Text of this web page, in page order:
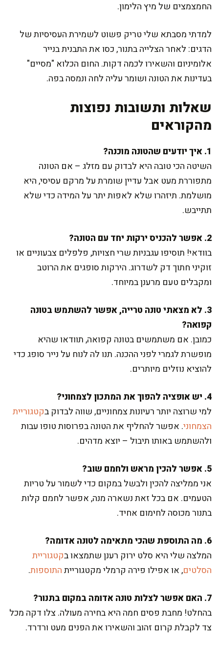
החמצמצים של מיץ הלימון.
למדתי מסבתא שלי טריק פשוט לשמירת העסיסיות של
הדגים: לאחר הצלייה בתנור, כסו את התבנית בנייר
אלומיניום והשאירו לכמה דקות. החום הכלוא "מסיים"
בעדינות את הטונה ושומר עליה לחה ונמסה בפה.
שאלות ותשובות נפוצות
מהקוראים
1. איך יודעים שהטונה מוכנה?
השיטה הכי טובה היא לבדוק עם מזלג – אם הטונה
מתפוררת מעט אבל עדיין שומרת על מרקם עסיסי, היא
מושלמת. תיזהרו שלא לאפות יתר על המידה כדי שלא
תתייבש.
2. אפשר להכניס ירקות יחד עם הטונה?
בוודאי! תוסיפו עגבניות שרי חצויות, פלפלים צבעוניים או
זוקיני חתוך דק לשדרוג. הירקות סופגים את הרוטב
ומקבלים טעם מרענן במיוחד.
3. לא מצאתי טונה טרייה, אפשר להשתמש בטונה
קפואה?
כמובן. אם משתמשים בטונה קפואה, תוודאו שהיא
מופשרת לגמרי לפני ההכנה. תנו לה לנוח על נייר סופג כדי
להוציא נוזלים מיותרים.
4. יש אופציה להפוך את המתכון לצמחוני?
למי שרוצה יותר רעיונות צמחוניים, שווה לבדוק בקטגוריית
הצמחוני. אפשר להחליף את הטונה בפרוסות טופו עבות
ולהשתמש באותו תיבול – יוצא מדהים.
5. אפשר להכין מראש ולחמם שוב?
אני ממליצה להכין ולבשל במקום כדי לשמור על טריות
הטעמים. אם בכל זאת נשארה מנה, אפשר לחמם קלות
בתנור מכוסה לחימום אחיד.
6. מה התוספת שהכי מתאימה לטונה אדומה?
המלצה שלי היא סלט ירוק רענן שתמצאו בקטגוריית
הסלטים, או אפילו פירה קרמלי מקטגורייתהתוספות.
7. האם אפשר לצלות טונה אדומה במקום בתנור?
בהחלט! מחבת פסים חמה היא בחירה מעולה. צלו דקה מכל
צד לקבלת קרום זהוב והשאירו את הפנים מעט ורדרד.